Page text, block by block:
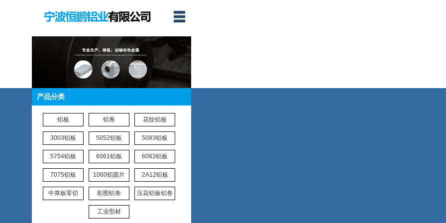
产品分类
铝板 铝卷 花纹铝板
3003铝板 5052铝板 5083铝板
5754铝板 6061铝板 6063铝板
7075铝板 1060铝圆片 2A12铝板
中厚板零切 彩图铝卷 压花铝板铝卷
工业型材